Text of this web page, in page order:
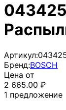
Артикул:
Бренд:BOSCH
Цена от
2 665.00 ₽
1 предложение